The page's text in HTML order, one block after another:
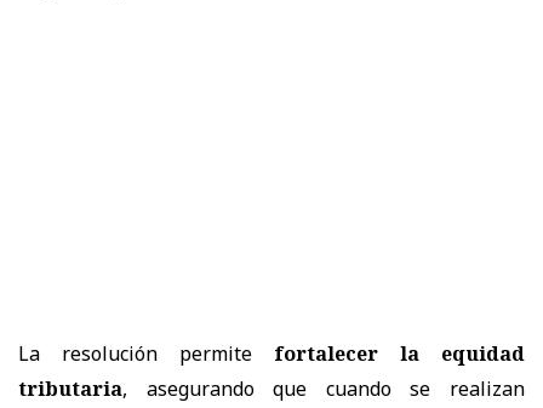
La resolución permite fortalecer la equidad
tributaria, asegurando que cuando se realizan